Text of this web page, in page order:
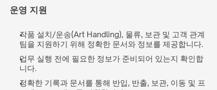
운영 지원
작품 설치/운송(Art Handling), 물류, 보관 및 고객 관계
팀을 지원하기 위해 정확한 문서와 정보를 제공합니다.
업무 실행 전에 필요한 정보가 준비되어 있는지 확인합
니다.
정확한 기록과 문서를 통해 반입, 반출, 보관, 이동 및 프